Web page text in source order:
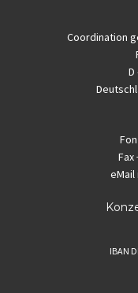
Coordination
Fon
Fax
eMail
IBAN